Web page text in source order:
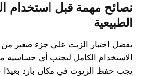
نصائح مهمة قبل استخدام
الطبيعية
يفضل اختبار الزيت على جزء صغير من
الاستخدام الكامل لتجنب أي حساسية
يجب حفظ الزيوت في مكان بارد